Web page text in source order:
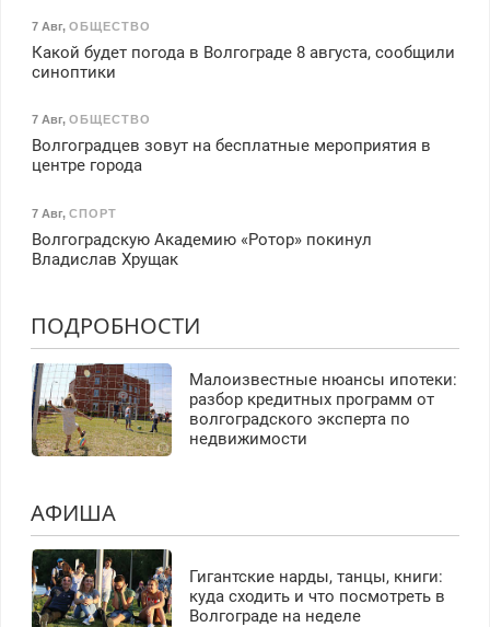
7 Авг, ОБЩЕСТВО
Какой будет погода в Волгограде 8 августа, сообщили
синоптики
7 Авг, ОБЩЕСТВО
Волгоградцев зовут на бесплатные мероприятия в
центре города
7 Авг, СПОРТ
Волгоградскую Академию «Ротор» покинул
Владислав Хрущак
ПОДРОБНОСТИ
Малоизвестные нюансы ипотеки:
разбор кредитных программ от
волгоградского эксперта по
недвижимости
АФИША
Гигантские нарды, танцы, книги:
куда сходить и что посмотреть в
Волгограде на неделе